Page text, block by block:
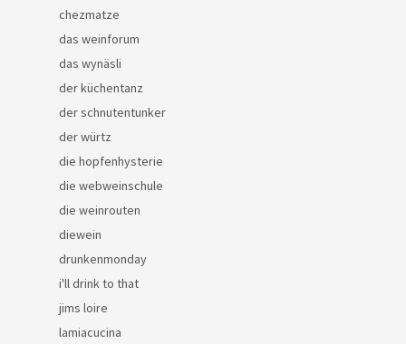
chezmatze
das weinforum
das wynäsli
der küchentanz
der schnutentunker
der würtz
die hopfenhysterie
die webweinschule
die weinrouten
diewein
drunkenmonday
i'll drink to that
jims loire
lamiacucina